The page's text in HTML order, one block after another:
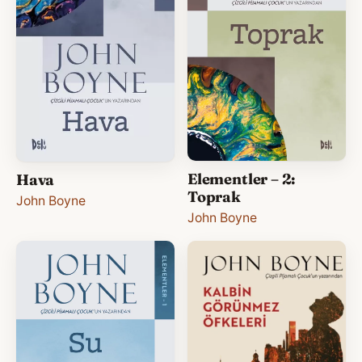
Hava
John Boyne
Elementler – 2:
Toprak
John Boyne